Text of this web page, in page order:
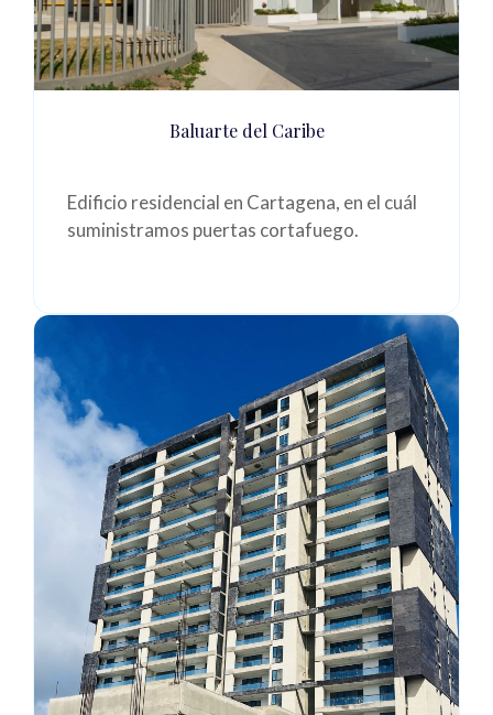
Baluarte del Caribe
Edificio residencial en Cartagena, en el cuál
suministramos puertas cortafuego.